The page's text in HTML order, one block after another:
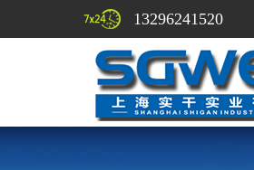
13296241520